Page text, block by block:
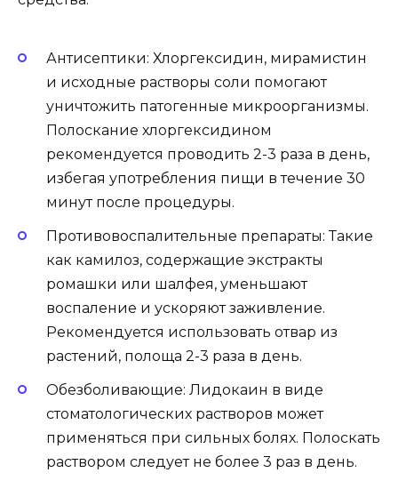
Антисептики: Хлоргексидин, мирамистин
и исходные растворы соли помогают
уничтожить патогенные микроорганизмы.
Полоскание хлоргексидином
рекомендуется проводить 2-3 раза в день,
избегая употребления пищи в течение 30
минут после процедуры.
Противовоспалительные препараты: Такие
как камилоз, содержащие экстракты
ромашки или шалфея, уменьшают
воспаление и ускоряют заживление.
Рекомендуется использовать отвар из
растений, полоща 2-3 раза в день.
Обезболивающие: Лидокаин в виде
стоматологических растворов может
применяться при сильных болях. Полоскать
раствором следует не более 3 раз в день.